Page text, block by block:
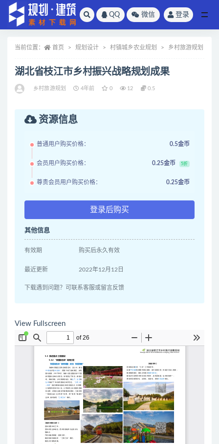
QQ 微信 登录
当前位置： 首页 规划设计 村镇城乡农业规划 乡村旅游规划
湖北省枝江市乡村振兴战略规划成果
乡村旅游规划 4年前 0 12 0.5
资源信息
普通用户购买价格： 0.5金币
会员用户购买价格： 0.25金币 5折
尊贵会员用户购买价格： 0.25金币
登录后购买
其他信息
有效期 购买后永久有效
最近更新 2022年12月12日
下载遇到问题？可联系客服或留言反馈
View Fullscreen
全部